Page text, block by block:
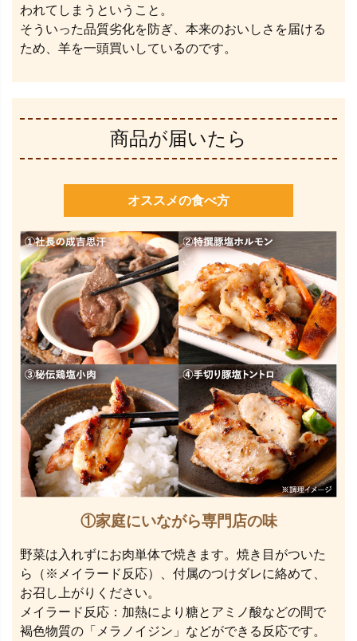
われてしまうということ。
そういった品質劣化を防ぎ、本来のおいしさを届ける
ため、羊を一頭買いしているのです。
商品が届いたら
オススメの食べ方
①家庭にいながら専門店の味
野菜は入れずにお肉単体で焼きます。焼き目がついた
ら（※メイラード反応）、付属のつけダレに絡めて、
お召し上がりください。
メイラード反応：加熱により糖とアミノ酸などの間で
褐色物質の「メラノイジン」などができる反応です。